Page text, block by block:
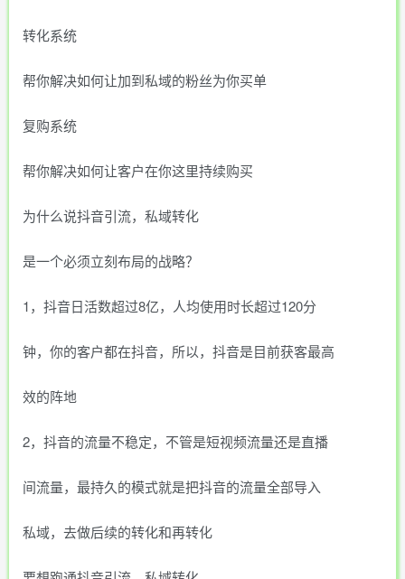
转化系统
帮你解决如何让加到私域的粉丝为你买单
复购系统
帮你解决如何让客户在你这里持续购买
为什么说抖音引流，私域转化
是一个必须立刻布局的战略？
1，抖音日活数超过8亿，人均使用时长超过120分
钟，你的客户都在抖音，所以，抖音是目前获客最高
效的阵地
2，抖音的流量不稳定，不管是短视频流量还是直播
间流量，最持久的模式就是把抖音的流量全部导入
私域，去做后续的转化和再转化